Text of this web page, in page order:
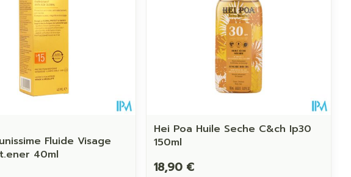
Fluide Visage
40ml
Hei Poa Huile Seche C&ch Ip30
150ml
18,90 €